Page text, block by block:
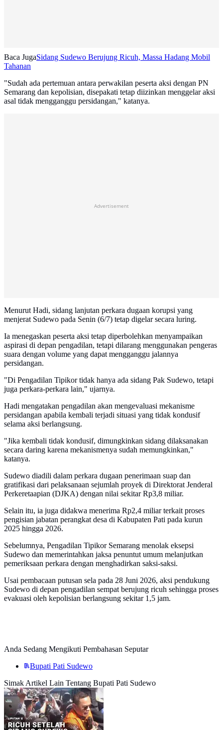
Baca JugaSidang Sudewo Berujung Ricuh, Massa Hadang Mobil
Tahanan
"Sudah ada pertemuan antara perwakilan peserta aksi dengan PN
Semarang dan kepolisian, disepakati tetap diizinkan menggelar aksi
asal tidak mengganggu persidangan," katanya.
Advertisement
Menurut Hadi, sidang lanjutan perkara dugaan korupsi yang
menjerat Sudewo pada Senin (6/7) tetap digelar secara luring.
Ia menegaskan peserta aksi tetap diperbolehkan menyampaikan
aspirasi di depan pengadilan, tetapi dilarang menggunakan pengeras
suara dengan volume yang dapat mengganggu jalannya
persidangan.
"Di Pengadilan Tipikor tidak hanya ada sidang Pak Sudewo, tetapi
juga perkara-perkara lain," ujarnya.
Hadi mengatakan pengadilan akan mengevaluasi mekanisme
persidangan apabila kembali terjadi situasi yang tidak kondusif
selama aksi berlangsung.
"Jika kembali tidak kondusif, dimungkinkan sidang dilaksanakan
secara daring karena mekanismenya sudah memungkinkan,"
katanya.
Sudewo diadili dalam perkara dugaan penerimaan suap dan
gratifikasi dari pelaksanaan sejumlah proyek di Direktorat Jenderal
Perkeretaapian (DJKA) dengan nilai sekitar Rp3,8 miliar.
Selain itu, ia juga didakwa menerima Rp2,4 miliar terkait proses
pengisian jabatan perangkat desa di Kabupaten Pati pada kurun
2025 hingga 2026.
Sebelumnya, Pengadilan Tipikor Semarang menolak eksepsi
Sudewo dan memerintahkan jaksa penuntut umum melanjutkan
pemeriksaan perkara dengan menghadirkan saksi-saksi.
Usai pembacaan putusan sela pada 28 Juni 2026, aksi pendukung
Sudewo di depan pengadilan sempat berujung ricuh sehingga proses
evakuasi oleh kepolisian berlangsung sekitar 1,5 jam.
Anda Sedang Mengikuti Pembahasan Seputar
Bupati Pati Sudewo
Simak Artikel Lain Tentang Bupati Pati Sudewo